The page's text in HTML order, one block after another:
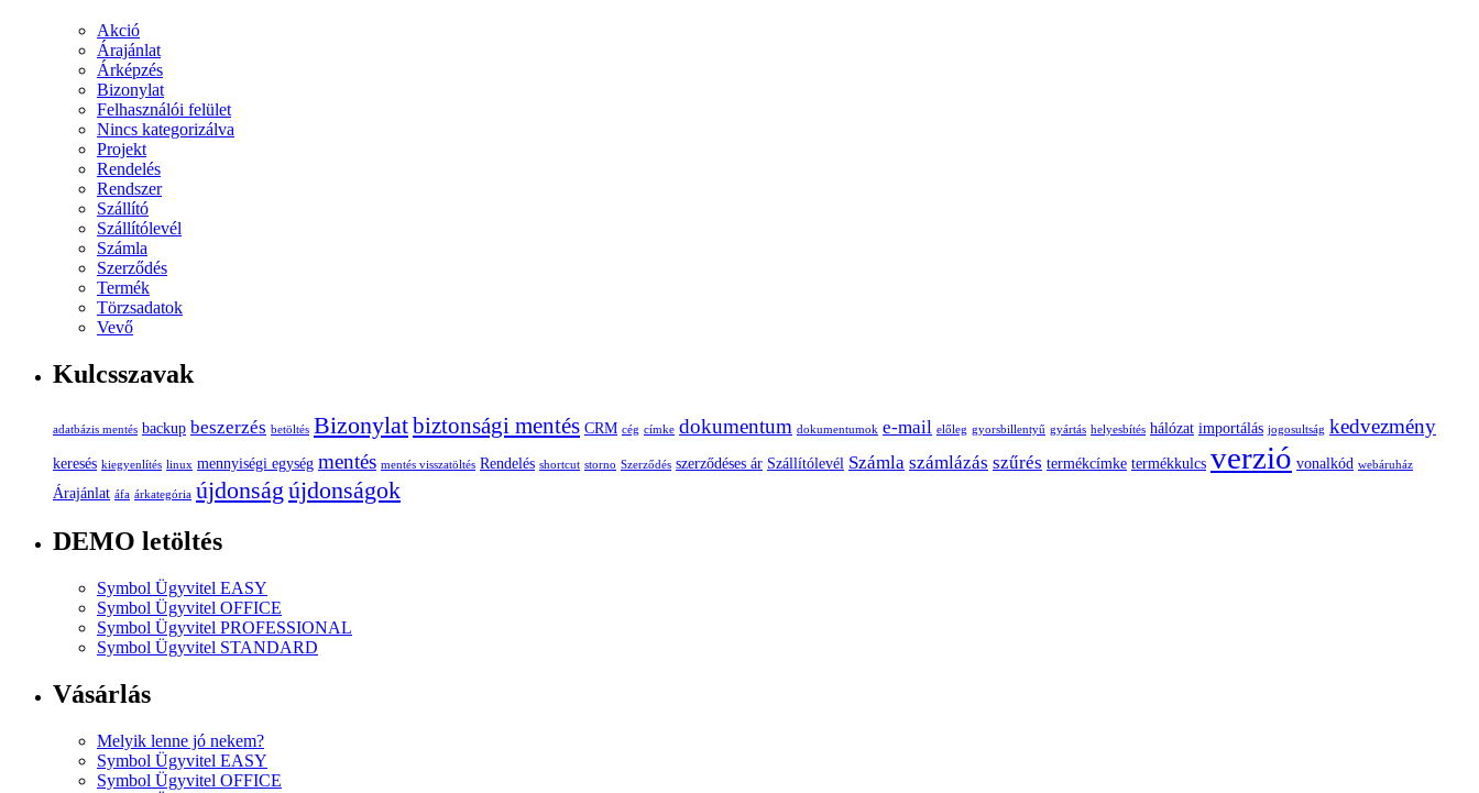
Akció
Árajánlat
Árképzés
Bizonylat
Felhasználói felület
Nincs kategorizálva
Projekt
Rendelés
Rendszer
Szállító
Szállítólevél
Számla
Szerződés
Termék
Törzsadatok
Vevő
Kulcsszavak
adatbázis mentés backup beszerzés betöltés Bizonylatbiztonsági mentés CRM cég címke dokumentum dokumentumok e-mail előleg gyorsbillentyű gyártás helyesbítés hálózat importálás jogosultság kedvezmény
keresés kiegyenlítés linux mennyiségi egység mentés mentés visszatöltés Rendelés shortcut storno Szerződés szerződéses ár Szállítólevél Számla számlázás szűrés termékcímke termékkulcs verzió vonalkód webáruház
Árajánlat áfa árkategória újdonság újdonságok
DEMO letöltés
Symbol Ügyvitel EASY
Symbol Ügyvitel OFFICE
Symbol Ügyvitel PROFESSIONAL
Symbol Ügyvitel STANDARD
Vásárlás
Melyik lenne jó nekem?
Symbol Ügyvitel EASY
Symbol Ügyvitel OFFICE